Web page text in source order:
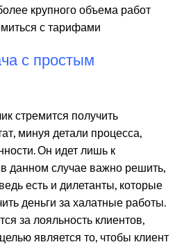
крупного объема работ
с тарифами
с простым
стремится получить
минуя детали процесса,
Он идет лишь к
данном случае важно решить,
есть и дилетанты, которые
деньги за халатные работы.
за лояльность клиентов,
является то, чтобы клиент